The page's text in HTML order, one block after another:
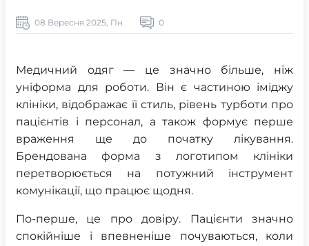
08 Вересня 2025, Пн 0
Медичний одяг — це значно більше, ніж
уніформа для роботи. Він є частиною іміджу
клініки, відображає її стиль, рівень турботи про
пацієнтів і персонал, а також формує перше
враження ще до початку лікування.
Брендована форма з логотипом клініки
перетворюється на потужний інструмент
комунікації, що працює щодня.
По-перше, це про довіру. Пацієнти значно
спокійніше і впевненіше почуваються, коли